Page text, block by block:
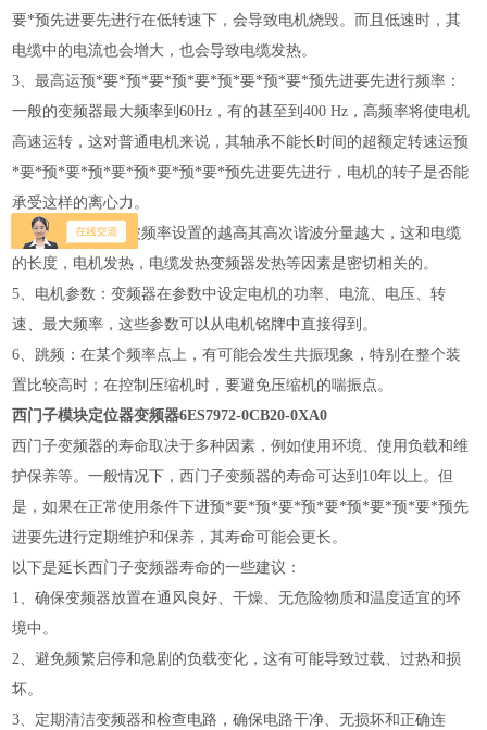
要*预先进要先进行在低转速下，会导致电机烧毁。而且低速时，其
电缆中的电流也会增大，也会导致电缆发热。
3、最高运预*要*预*要*预*要*预*要*预*要*预先进要先进行频率：
一般的变频器最大频率到60Hz，有的甚至到400 Hz，高频率将使电机
高速运转，这对普通电机来说，其轴承不能长时间的超额定转速运预
*要*预*要*预*要*预*要*预*要*预先进要先进行，电机的转子是否能
承受这样的离心力。
4、载波频率：载波频率设置的越高其高次谐波分量越大，这和电缆
的长度，电机发热，电缆发热变频器发热等因素是密切相关的。
5、电机参数：变频器在参数中设定电机的功率、电流、电压、转
速、最大频率，这些参数可以从电机铭牌中直接得到。
6、跳频：在某个频率点上，有可能会发生共振现象，特别在整个装
置比较高时；在控制压缩机时，要避免压缩机的喘振点。
西门子模块定位器变频器6ES7972-0CB20-0XA0
西门子变频器的寿命取决于多种因素，例如使用环境、使用负载和维
护保养等。一般情况下，西门子变频器的寿命可达到10年以上。但
是，如果在正常使用条件下进预*要*预*要*预*要*预*要*预*要*预先
进要先进行定期维护和保养，其寿命可能会更长。
以下是延长西门子变频器寿命的一些建议：
1、确保变频器放置在通风良好、干燥、无危险物质和温度适宜的环
境中。
2、避免频繁启停和急剧的负载变化，这有可能导致过载、过热和损
坏。
3、定期清洁变频器和检查电路，确保电路干净、无损坏和正确连